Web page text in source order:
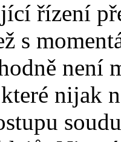
řízení
s
není
které nijak